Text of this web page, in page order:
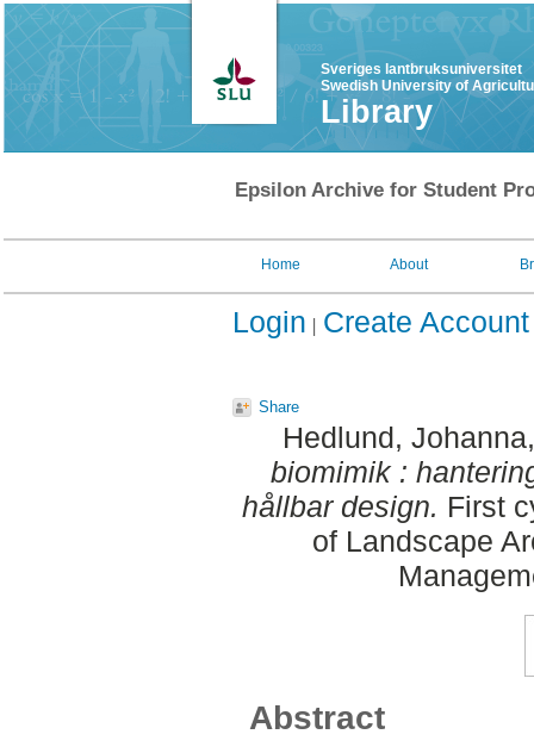
Sveriges lantbruksuniversitet
Swedish University of
Library
Epsilon Archive for Student
Home About
Login Create Account
Share
Hedlund, Johanna
biomimik :
hållbar design. First
of Landscape
Abstract